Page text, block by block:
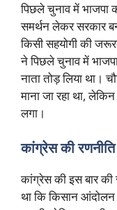
पिछले चुनाव में भाजपा
समर्थन लेकर सरकार
किसी सहयोगी की
ने पिछले चुनाव में
नाता तोड़ लिया था।
माना जा रहा था,
लगा।
कांग्रेस की
कांग्रेस की इस बार की
था कि किसान आंदोलन